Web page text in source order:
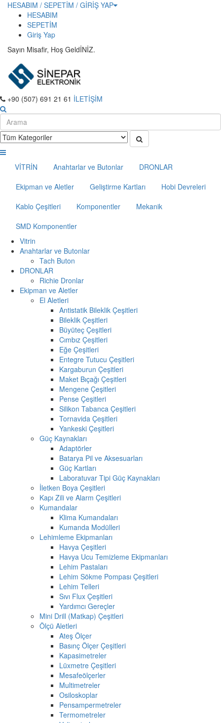
HESABIM / SEPETİM / GİRİŞ YAP
HESABIM
SEPETİM
Giriş Yap
Sayın Misafir, Hoş GeldİNİZ.
+90 (507) 691 21 61 İLETİŞİM
VİTRİN Anahtarlar ve Butonlar
DRONLAR
Ekipman ve Aletler
Geliştirme Kartları
Hobi Devreleri
Kablo Çeşitleri
Komponentler
Mekanik
SMD Komponentler
Vitrin
Anahtarlar ve Butonlar
Tach Buton
DRONLAR
Richie Dronlar
Ekipman ve Aletler
El Aletleri
Antistatik Bileklik Çeşitleri
Bileklik Çeşitleri
Büyüteç Çeşitleri
Cımbız Çeşitleri
Eğe Çeşitleri
Entegre Tutucu Çeşitleri
Kargaburun Çeşitleri
Maket Bıçağı Çeşitleri
Mengene Çeşitleri
Pense Çeşitleri
Silikon Tabanca Çeşitleri
Tornavida Çeşitleri
Yankeski Çeşitleri
Güç Kaynakları
Adaptörler
Batarya Pil ve Aksesuarları
Güç Kartları
Laboratuvar Tipi Güç Kaynakları
İletken Boya Çeşitleri
Kapı Zili ve Alarm Çeşitleri
Kumandalar
Klima Kumandaları
Kumanda Modülleri
Lehimleme Ekipmanları
Havya Çeşitleri
Havya Ucu Temizleme Ekipmanları
Lehim Pastaları
Lehim Sökme Pompası Çeşitleri
Lehim Telleri
Sıvı Flux Çeşitleri
Yardımcı Gereçler
Mini Drill (Matkap) Çeşitleri
Ölçü Aletleri
Ateş Ölçer
Basınç Ölçer Çeşitleri
Kapasimetreler
Lüxmetre Çeşitleri
Mesafeölçerler
Multimetreler
Osiloskoplar
Pensampermetreler
Termometreler